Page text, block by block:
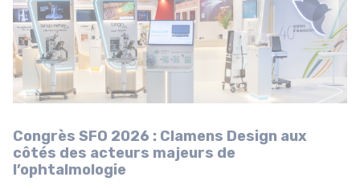
Congrès SFO 2026 : Clamens Design aux
côtés des acteurs majeurs de
l’ophtalmologie